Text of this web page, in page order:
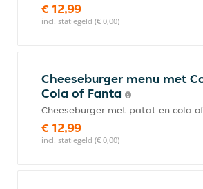
€ 12,99
incl. statiegeld (€ 0,00)
Cheeseburger menu met
Cola of Fanta
Cheeseburger met patat en cola
€ 12,99
incl. statiegeld (€ 0,00)